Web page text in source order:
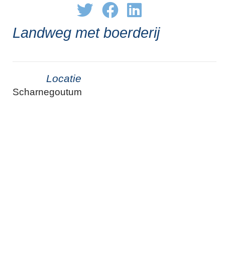
Landweg met boerderij
Locatie
Scharnegoutum